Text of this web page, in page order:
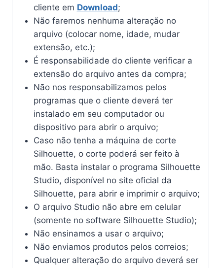
cliente em Download;
Não faremos nenhuma alteração no
arquivo (colocar nome, idade, mudar
extensão, etc.);
É responsabilidade do cliente verificar a
extensão do arquivo antes da compra;
Não nos responsabilizamos pelos
programas que o cliente deverá ter
instalado em seu computador ou
dispositivo para abrir o arquivo;
Caso não tenha a máquina de corte
Silhouette, o corte poderá ser feito à
mão. Basta instalar o programa Silhouette
Studio, disponível no site oficial da
Silhouette, para abrir e imprimir o arquivo;
O arquivo Studio não abre em celular
(somente no software Silhouette Studio);
Não ensinamos a usar o arquivo;
Não enviamos produtos pelos correios;
Qualquer alteração do arquivo deverá ser